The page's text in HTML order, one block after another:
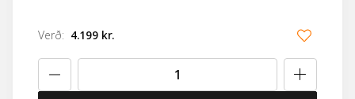
Verð: 4.199 kr.